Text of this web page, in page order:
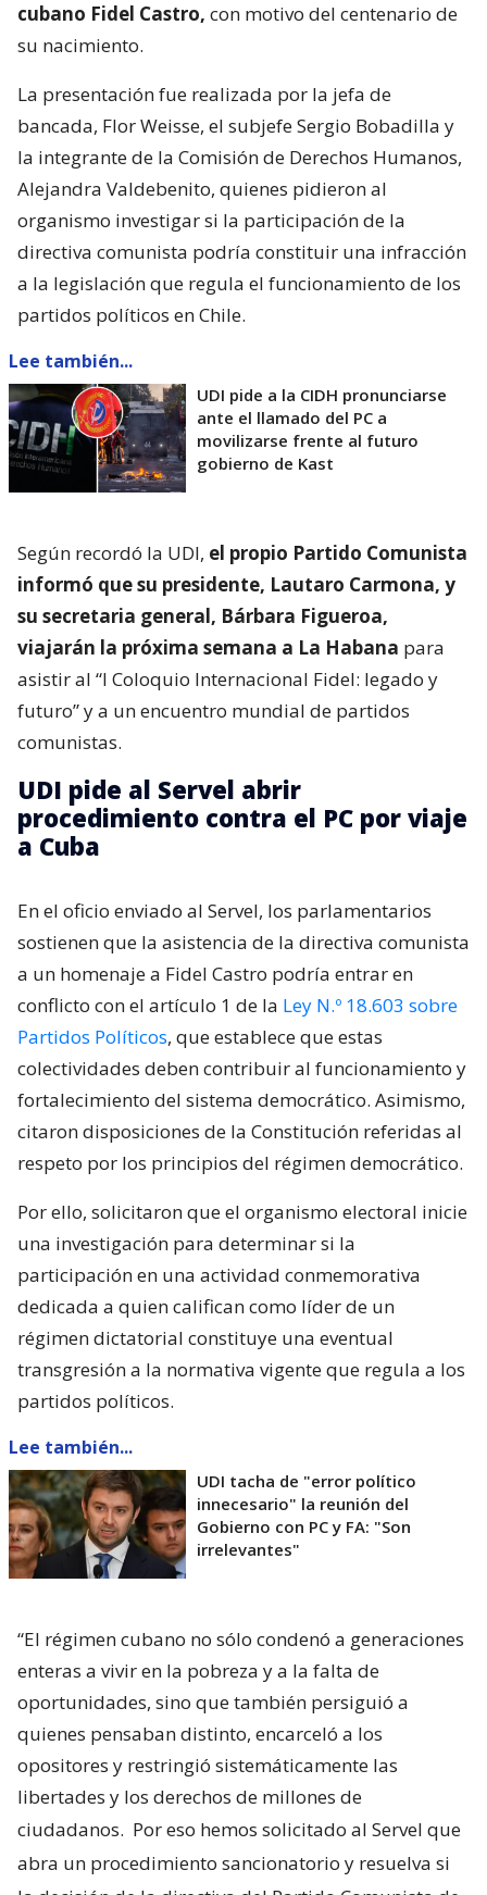
cubano Fidel Castro, con motivo del centenario de
su nacimiento.
La presentación fue realizada por la jefa de
bancada, Flor Weisse, el subjefe Sergio Bobadilla y
la integrante de la Comisión de Derechos Humanos,
Alejandra Valdebenito, quienes pidieron al
organismo investigar si la participación de la
directiva comunista podría constituir una infracción
a la legislación que regula el funcionamiento de los
partidos políticos en Chile.
Lee también...
UDI pide a la CIDH pronunciarse
ante el llamado del PC a
movilizarse frente al futuro
gobierno de Kast
Según recordó la UDI, el propio Partido Comunista
informó que su presidente, Lautaro Carmona, y
su secretaria general, Bárbara Figueroa,
viajarán la próxima semana a La Habana para
asistir al “I Coloquio Internacional Fidel: legado y
futuro” y a un encuentro mundial de partidos
comunistas.
UDI pide al Servel abrir
procedimiento contra el PC por viaje
a Cuba
En el oficio enviado al Servel, los parlamentarios
sostienen que la asistencia de la directiva comunista
a un homenaje a Fidel Castro podría entrar en
conflicto con el artículo 1 de la Ley N.º 18.603 sobre
Partidos Políticos, que establece que estas
colectividades deben contribuir al funcionamiento y
fortalecimiento del sistema democrático. Asimismo,
citaron disposiciones de la Constitución referidas al
respeto por los principios del régimen democrático.
Por ello, solicitaron que el organismo electoral inicie
una investigación para determinar si la
participación en una actividad conmemorativa
dedicada a quien califican como líder de un
régimen dictatorial constituye una eventual
transgresión a la normativa vigente que regula a los
partidos políticos.
Lee también...
UDI tacha de "error político
innecesario" la reunión del
Gobierno con PC y FA: "Son
irrelevantes"
“El régimen cubano no sólo condenó a generaciones
enteras a vivir en la pobreza y a la falta de
oportunidades, sino que también persiguió a
quienes pensaban distinto, encarceló a los
opositores y restringió sistemáticamente las
libertades y los derechos de millones de
ciudadanos. Por eso hemos solicitado al Servel que
abra un procedimiento sancionatorio y resuelva si